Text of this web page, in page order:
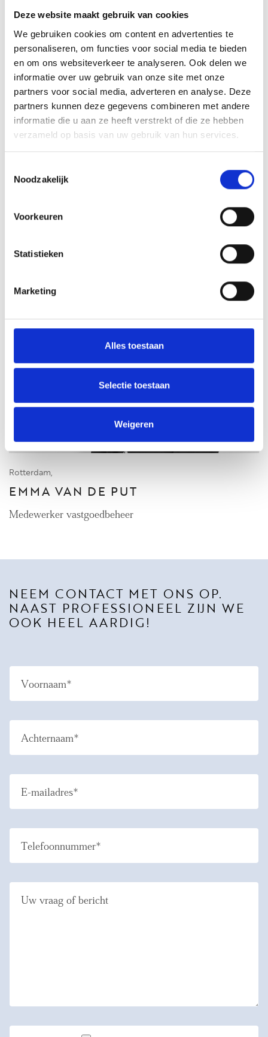
Deze website maakt gebruik van cookies
We gebruiken cookies om content en advertenties te
personaliseren, om functies voor social media te bieden
en om ons websiteverkeer te analyseren. Ook delen we
informatie over uw gebruik van onze site met onze
partners voor social media, adverteren en analyse. Deze
partners kunnen deze gegevens combineren met andere
informatie die u aan ze heeft verstrekt of die ze hebben
verzameld op basis van uw gebruik van hun services.
Noodzakelijk
Voorkeuren
Statistieken
Marketing
Alles toestaan
Selectie toestaan
Weigeren
Den Haag,
Verhuurmakelaar
Rotterdam,
EMMA VAN DE PUT
Medewerker vastgoedbeheer
NEEM CONTACT MET ONS OP.
NAAST PROFESSIONEEL ZIJN WE
OOK HEEL AARDIG!
Voornaam*
Achternaam*
E-mailadres*
Telefoonnummer*
Uw vraag of bericht